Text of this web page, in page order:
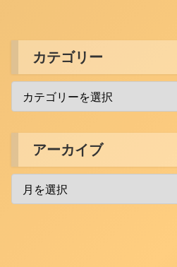
カテゴリー
アーカイブ